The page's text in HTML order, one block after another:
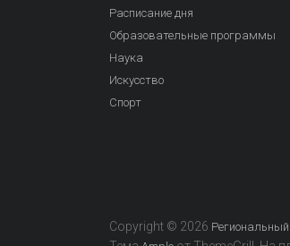
Расписание дня
Образовательные программы
Наука
Искусство
Спорт
Copyright © 2026